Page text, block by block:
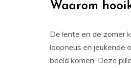
Waarom
De lente en de zomer
loopneus en jeukende
beeld komen. Deze